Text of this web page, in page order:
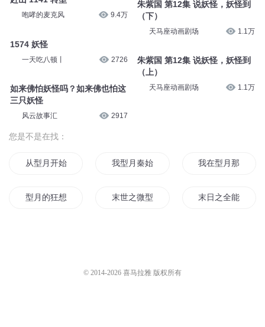
咆哮的麦克风 9.4万
1574 妖怪
一天吃八顿丨 2726
如来佛怕妖怪吗？如来佛也怕这
三只妖怪
风云故事汇 2917
朱紫国 第12集 说妖怪，妖怪到
（下）
天马座动画剧场 1.1万
朱紫国 第12集 说妖怪，妖怪到
（上）
天马座动画剧场 1.1万
您是不是在找：
从型月开始的魔女之夜 我型月秦始皇 我在型月那些年
型月的狂想 末世之微型帝国 末日之全能型系统
© 2014-2026 喜马拉雅 版权所有